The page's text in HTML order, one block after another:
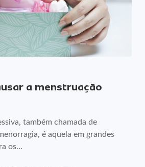
a menstruação
também chamada de
é aquela em grandes
os...